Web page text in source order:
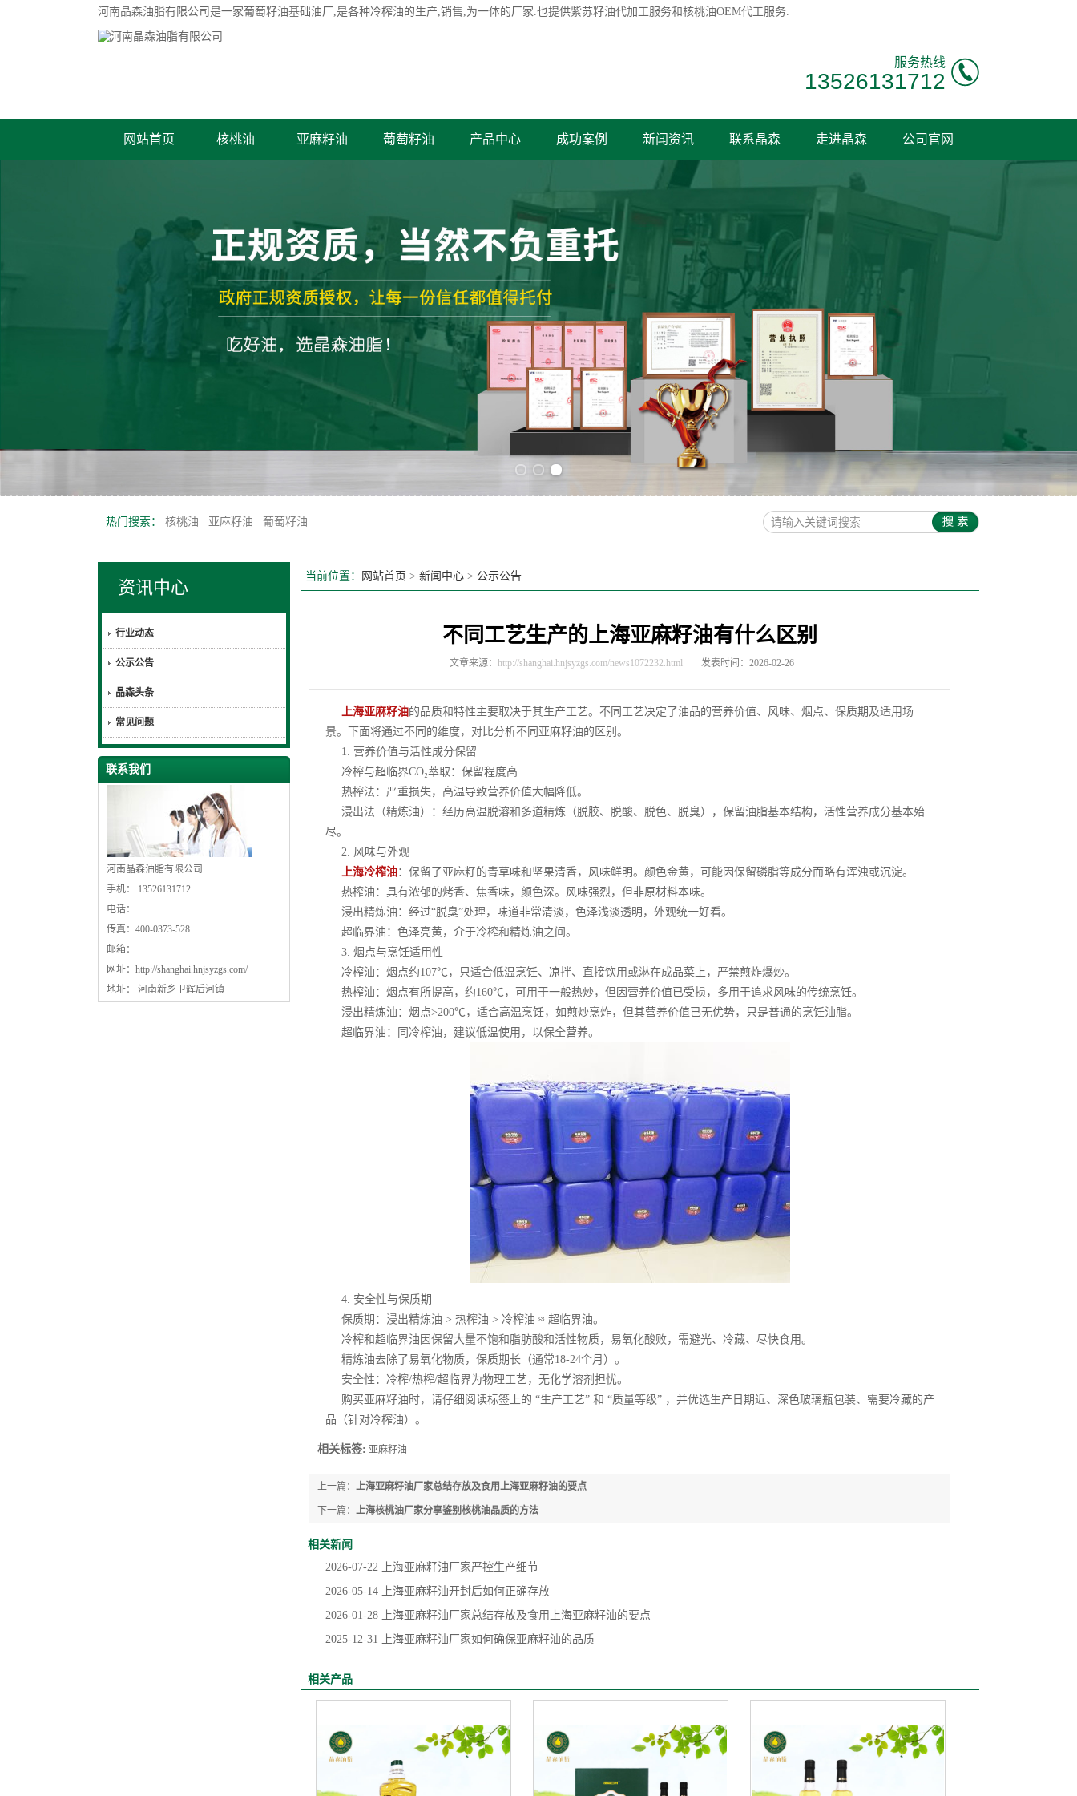
河南晶森油脂有限公司是一家葡萄籽油基础油厂 ,是各种冷榨油的生产,销售,为一体的厂家.也提供紫苏籽油代加工服务和核桃油OEM代工服务.
服务热线
13526131712
网站首页 核桃油 亚麻籽油 葡萄籽油 产品中心 成功案例 新闻资讯 联系晶森 走进晶森 公司官网
热门搜索： 核桃油 亚麻籽油 葡萄籽油
资讯中心
行业动态
公示公告
晶森头条
常见问题
联系我们
河南晶森油脂有限公司
手机： 13526131712
电话：
传真：400-0373-528
邮箱：
网址： http://shanghai.hnjsyzgs.com/
地址： 河南新乡卫辉后河镇
当前位置： 网站首页 > 新闻中心 > 公示公告
不同工艺生产的上海亚麻籽油有什么区别
文章来源： http://shanghai.hnjsyzgs.com/news1072232.html 发表时间：2026-02-26
上海亚麻籽油的品质和特性主要取决于其生产工艺。不同工艺决定了油品的营养价值、风味、烟点、保质期及适用场
景。下面将通过不同的维度，对比分析不同亚麻籽油的区别。
1. 营养价值与活性成分保留
冷榨与超临界CO₂萃取：保留程度高
热榨法：严重损失，高温导致营养价值大幅降低。
浸出法（精炼油）：经历高温脱溶和多道精炼（脱胶、脱酸、脱色、脱臭），保留油脂基本结构，活性营养成分基本殆
尽。
2. 风味与外观
上海冷榨油：保留了亚麻籽的青草味和坚果清香，风味鲜明。颜色金黄，可能因保留磷脂等成分而略有浑浊或沉淀。
热榨油：具有浓郁的烤香、焦香味，颜色深。风味强烈，但非原材料本味。
浸出精炼油：经过“脱臭”处理，味道非常清淡，色泽浅淡透明，外观统一好看。
超临界油：色泽亮黄，介于冷榨和精炼油之间。
3. 烟点与烹饪适用性
冷榨油：烟点约107℃，只适合低温烹饪、凉拌、直接饮用或淋在成品菜上，严禁煎炸爆炒。
热榨油：烟点有所提高，约160℃，可用于一般热炒，但因营养价值已受损，多用于追求风味的传统烹饪。
浸出精炼油：烟点>200℃，适合高温烹饪，如煎炒烹炸，但其营养价值已无优势，只是普通的烹饪油脂。
超临界油：同冷榨油，建议低温使用，以保全营养。
4. 安全性与保质期
保质期：浸出精炼油 > 热榨油 > 冷榨油 ≈ 超临界油。
冷榨和超临界油因保留大量不饱和脂肪酸和活性物质，易氧化酸败，需避光、冷藏、尽快食用。
精炼油去除了易氧化物质，保质期长（通常18-24个月）。
安全性：冷榨/热榨/超临界为物理工艺，无化学溶剂担忧。
购买亚麻籽油时，请仔细阅读标签上的 “生产工艺” 和 “质量等级” ，并优选生产日期近、深色玻璃瓶包装、需要冷藏的产
品（针对冷榨油）。
相关标签: 亚麻籽油
上一篇： 上海亚麻籽油厂家总结存放及食用上海亚麻籽油的要点
下一篇： 上海核桃油厂家分享鉴别核桃油品质的方法
相关新闻
2026-07-22 上海亚麻籽油厂家严控生产细节
2026-05-14 上海亚麻籽油开封后如何正确存放
2026-01-28 上海亚麻籽油厂家总结存放及食用上海亚麻籽油的要点
2025-12-31 上海亚麻籽油厂家如何确保亚麻籽油的品质
相关产品